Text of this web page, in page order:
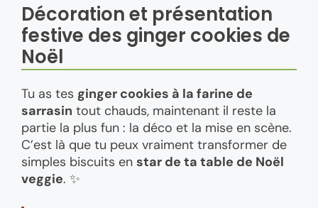
Décoration et présentation
festive des ginger cookies de
Noël
Tu as tes ginger cookies à la farine de
sarrasin tout chauds, maintenant il reste la
partie la plus fun : la déco et la mise en scène.
C’est là que tu peux vraiment transformer de
simples biscuits en star de ta table de Noël
veggie. ✨